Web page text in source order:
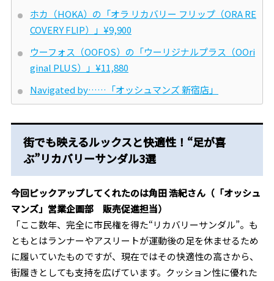
ホカ（HOKA）の「オラ リカバリー フリップ（ORA RE
COVERY FLIP）」¥9,900
ウーフォス（OOFOS）の「ウーリジナルプラス（OOri
ginal PLUS）」¥11,880
Navigated by……「オッシュマンズ 新宿店」
街でも映えるルックスと快適性！“足が喜
ぶ”リカバリーサンダル3選
今回ピックアップしてくれたのは角田 浩紀さん（「オッシュ
マンズ」 営業企画部 販売促進担当）
「ここ数年、完全に市民権を得た“リカバリーサンダル”。も
ともとはランナーやアスリートが運動後の足を休ませるため
に履いていたものですが、現在ではその快適性の高さから、
街履きとしても支持を広げています。クッション性に優れた